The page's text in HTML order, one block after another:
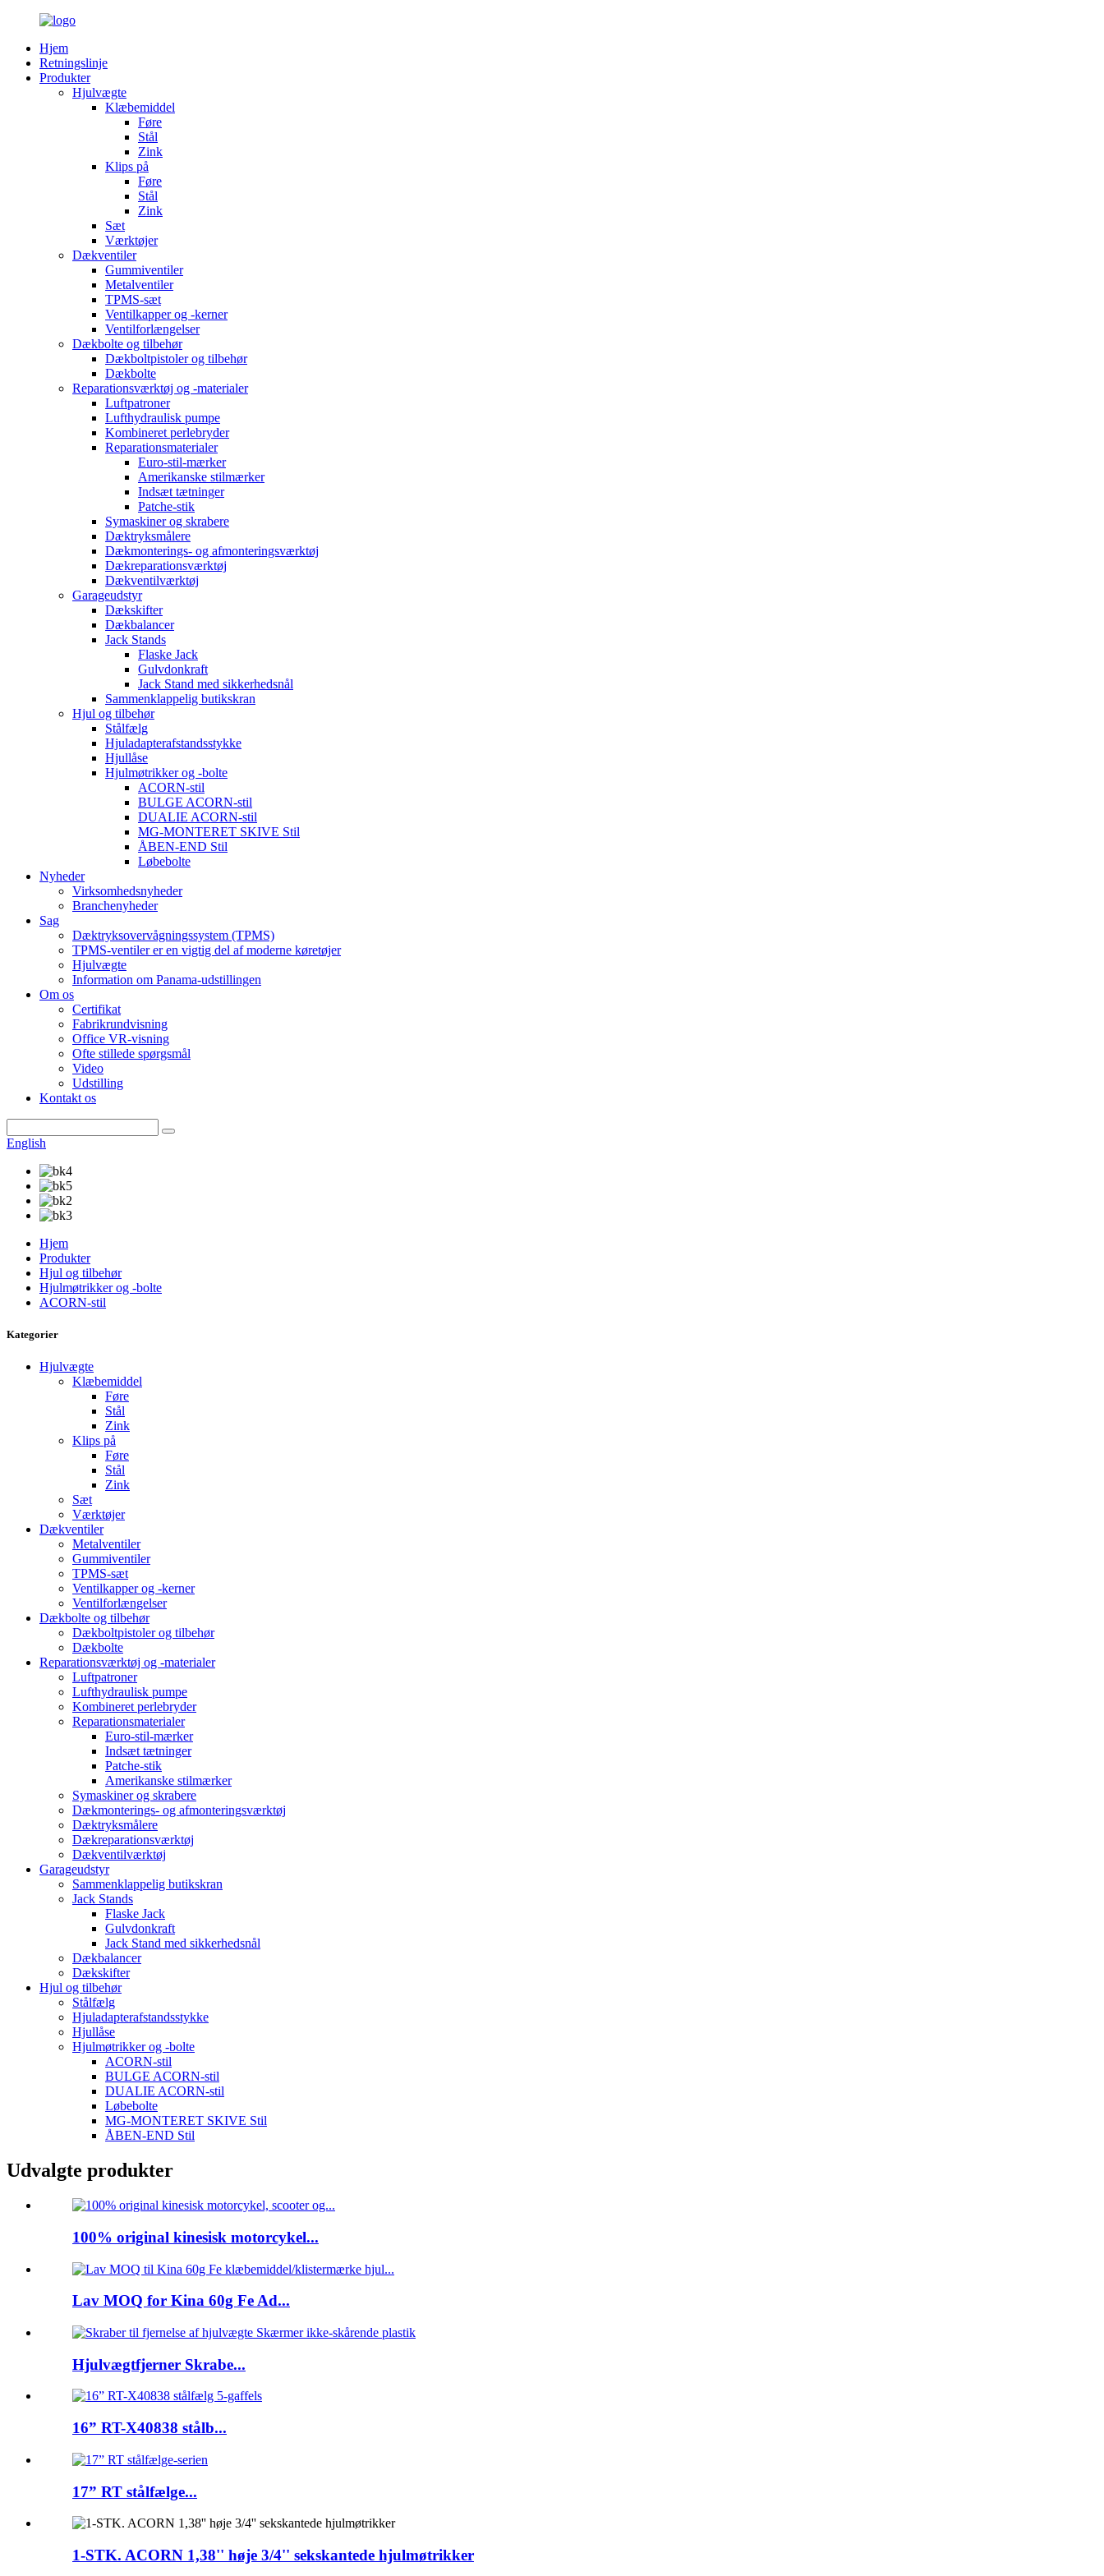
Hjem
Retningslinje
Produkter
Hjulvægte
Klæbemiddel
Føre
Stål
Zink
Klips på
Føre
Stål
Zink
Sæt
Værktøjer
Dækventiler
Gummiventiler
Metalventiler
TPMS-sæt
Ventilkapper og -kerner
Ventilforlængelser
Dækbolte og tilbehør
Dækboltpistoler og tilbehør
Dækbolte
Reparationsværktøj og -materialer
Luftpatroner
Lufthydraulisk pumpe
Kombineret perlebryder
Reparationsmaterialer
Euro-stil-mærker
Amerikanske stilmærker
Indsæt tætninger
Patche-stik
Symaskiner og skrabere
Dæktryksmålere
Dækmonterings- og afmonteringsværktøj
Dækreparationsværktøj
Dækventilværktøj
Garageudstyr
Dækskifter
Dækbalancer
Jack Stands
Flaske Jack
Gulvdonkraft
Jack Stand med sikkerhedsnål
Sammenklappelig butikskran
Hjul og tilbehør
Stålfælg
Hjuladapterafstandsstykke
Hjullåse
Hjulmøtrikker og -bolte
ACORN-stil
BULGE ACORN-stil
DUALIE ACORN-stil
MG-MONTERET SKIVE Stil
ÅBEN-END Stil
Løbebolte
Nyheder
Virksomhedsnyheder
Branchenyheder
Sag
Dæktryksovervågningssystem (TPMS)
TPMS-ventiler er en vigtig del af moderne køretøjer
Hjulvægte
Information om Panama-udstillingen
Om os
Certifikat
Fabrikrundvisning
Office VR-visning
Ofte stillede spørgsmål
Video
Udstilling
Kontakt os
English
Hjem
Produkter
Hjul og tilbehør
Hjulmøtrikker og -bolte
ACORN-stil
Kategorier
Hjulvægte
Klæbemiddel
Føre
Stål
Zink
Klips på
Føre
Stål
Zink
Sæt
Værktøjer
Dækventiler
Metalventiler
Gummiventiler
TPMS-sæt
Ventilkapper og -kerner
Ventilforlængelser
Dækbolte og tilbehør
Dækboltpistoler og tilbehør
Dækbolte
Reparationsværktøj og -materialer
Luftpatroner
Lufthydraulisk pumpe
Kombineret perlebryder
Reparationsmaterialer
Euro-stil-mærker
Indsæt tætninger
Patche-stik
Amerikanske stilmærker
Symaskiner og skrabere
Dækmonterings- og afmonteringsværktøj
Dæktryksmålere
Dækreparationsværktøj
Dækventilværktøj
Garageudstyr
Sammenklappelig butikskran
Jack Stands
Flaske Jack
Gulvdonkraft
Jack Stand med sikkerhedsnål
Dækbalancer
Dækskifter
Hjul og tilbehør
Stålfælg
Hjuladapterafstandsstykke
Hjullåse
Hjulmøtrikker og -bolte
ACORN-stil
BULGE ACORN-stil
DUALIE ACORN-stil
Løbebolte
MG-MONTERET SKIVE Stil
ÅBEN-END Stil
Udvalgte produkter
100% original kinesisk motorcykel...
Lav MOQ for Kina 60g Fe Ad...
Hjulvægtfjerner Skrabe...
16” RT-X40838 stålb...
17” RT stålfælge...
1-STK. ACORN 1,38'' høje 3/4'' sekskantede hjulmøtrikker